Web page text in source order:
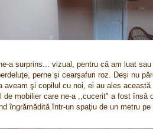
a surprins... vizual, pentru că am luat
perne şi cearşafuri roz. Deşi nu
aveam şi copilul cu noi, ei au ales această
de mobilier care ne-a ,,cucerit" a fost însă
îngrămădită într-un spaţiu de un metru